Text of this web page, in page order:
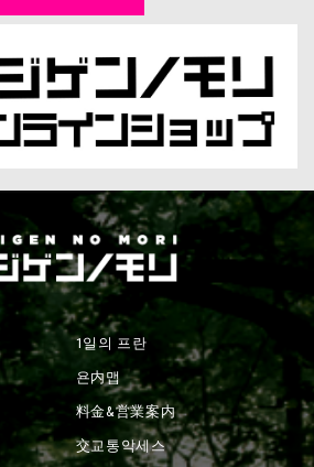
1일의 프란
욘内맵
料金&営業案内
交교통악세스